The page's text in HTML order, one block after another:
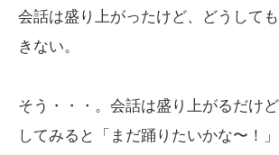
会話は盛り上がったけど、どうして
きない。
そう・・・。会話は盛り上がるだけ
してみると「まだ踊りたいかな〜！